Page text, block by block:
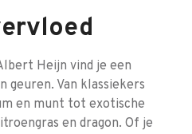
Heijn vind je een
geuren. Van klassiekers
en munt tot exotische
en dragon. Of je